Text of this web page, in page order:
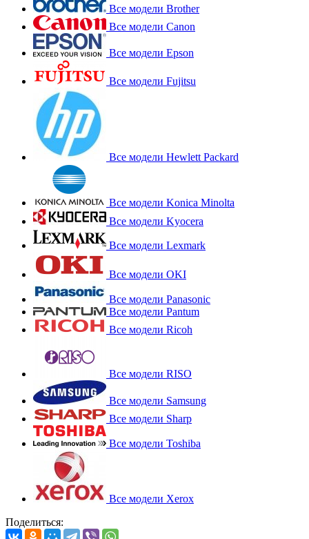
Все модели Brother
Все модели Canon
Все модели Epson
Все модели Fujitsu
Все модели Hewlett Packard
Все модели Konica Minolta
Все модели Kyocera
Все модели Lexmark
Все модели OKI
Все модели Panasonic
Все модели Pantum
Все модели Ricoh
Все модели RISO
Все модели Samsung
Все модели Sharp
Все модели Toshiba
Все модели Xerox
Поделиться: